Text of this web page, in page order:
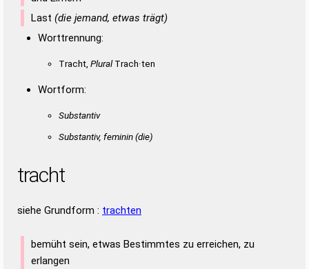
Last (die jemand, etwas trägt)
Worttrennung:
Tracht, PluralTrach·ten
Wortform:
Substantiv
Substantiv, feminin(die)
tracht
siehe Grundform : trachten
bemüht sein, etwas Bestimmtes zu erreichen, zu
erlangen